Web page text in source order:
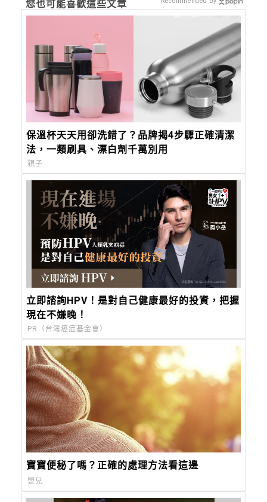
您也可能喜歡這些文章
保溫杯天天用卻洗錯了？品牌揭4步驟正確清潔
法，一類刷具、漂白劑千萬別用
親子
立即諮詢HPV！是對自己健康最好的投資，把握
現在不嫌晚！
PR（台灣癌症基金會）
寶寶便秘了嗎？正確的處理方法看這邊
嬰兒